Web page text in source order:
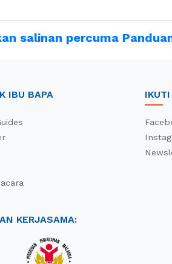
salinan percuma
IBU BAPA
KERJASAMA: